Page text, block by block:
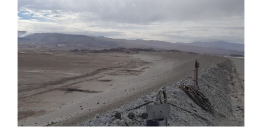
OFICINAS REGIONALES
DOCUMENTOS
SALA DE PRENSA
Image